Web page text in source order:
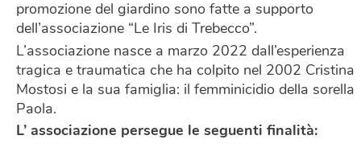
promozione del giardino sono fatte a supporto
dell’associazione “Le Iris di Trebecco”.
L’associazione nasce a marzo 2022 dall’esperienza
tragica e traumatica che ha colpito nel 2002 Cristina
Mostosi e la sua famiglia: il femminicidio della sorella
Paola.
L’ associazione persegue le seguenti finalità: